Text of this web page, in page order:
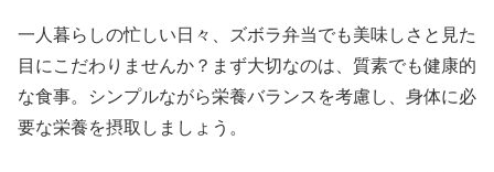
一人暮らしの忙しい日々、ズボラ弁当でも美味しさと見た
目にこだわりませんか？まず大切なのは、質素でも健康的
な食事。シンプルながら栄養バランスを考慮し、身体に必
要な栄養を摂取しましょう。